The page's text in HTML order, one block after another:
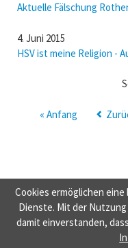
Aktuelle Fälschung
4. Juni 2015
HSV ist meine Religion -
« Anfang
ÜBERSPRINGEN
HOME NORMALE HSV-
VERKAUF
KONTAKT
© HSV-
Cookies ermöglichen
Dienste. Mit der
damit einverstanden,